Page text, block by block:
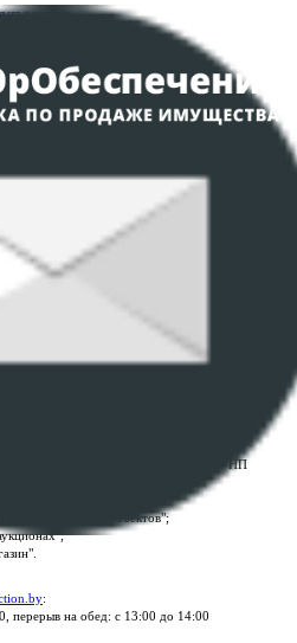
и проведения торгов
обработки персональных
ОБРАБОТКИ COOKIE-
предприятие по оказанию
Все права защищены авторским
по оказанию услуг "БелЮрОбеспечение"
1Б, e-mail:
, УНП
Беларусь:
без торговых объектов";
:
перерыв на обед: с 13:00 до 14:00